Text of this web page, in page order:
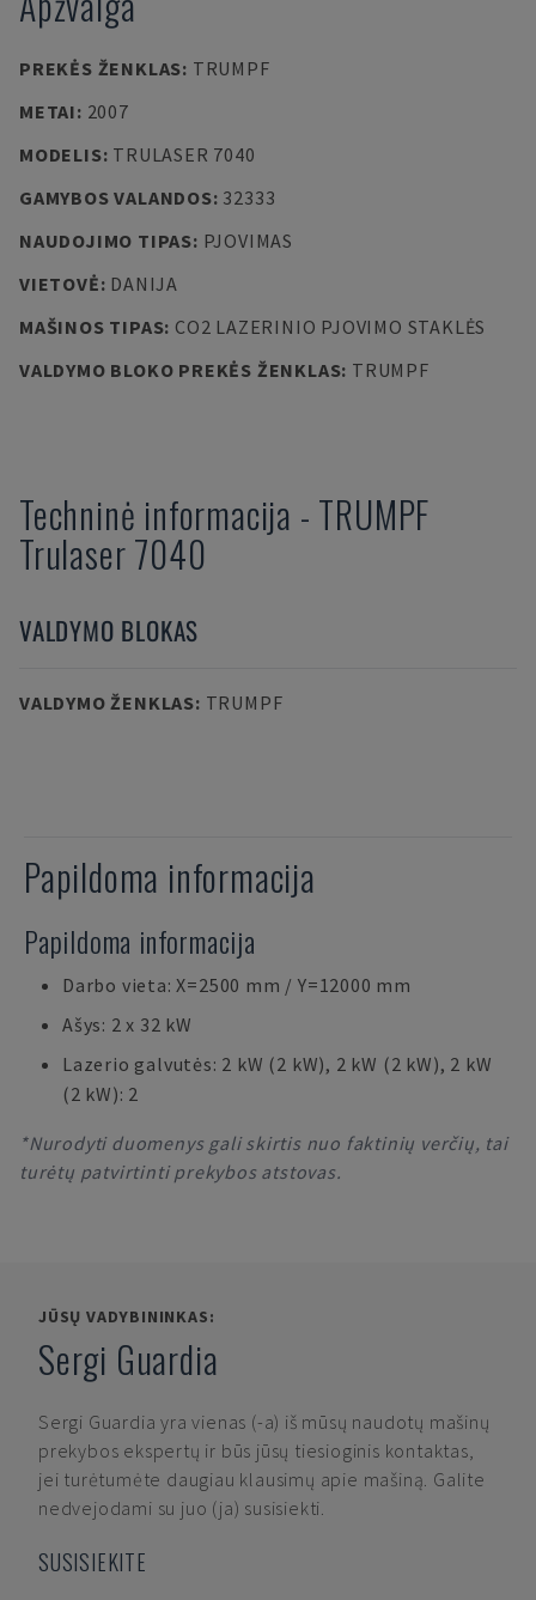
PREKĖS ŽENKLAS: TRUMPF
METAI: 2007
MODELIS: TRULASER 7040
GAMYBOS VALANDOS: 32333
NAUDOJIMO TIPAS: PJOVIMAS
VIETOVĖ: DANIJA
MAŠINOS TIPAS: CO2 LAZERINIO PJOVIMO STAKLĖS
VALDYMO BLOKO PREKĖS ŽENKLAS: TRUMPF
Techninė informacija - TRUMPF
Trulaser 7040
VALDYMO BLOKAS
VALDYMO ŽENKLAS: TRUMPF
Papildoma informacija
Papildoma informacija
Darbo vieta: X=2500 mm / Y=12000 mm
Ašys: 2 x 32 kW
Lazerio galvutės: 2 kW (2 kW), 2 kW (2 kW), 2 kW
(2 kW): 2
*Nurodyti duomenys gali skirtis nuo faktinių verčių, tai
turėtų patvirtinti prekybos atstovas.
JŪSŲ VADYBININKAS:
Sergi Guardia
Sergi Guardia yra vienas (-a) iš mūsų naudotų mašinų
prekybos ekspertų ir būs jūsų tiesioginis kontaktas,
jei turėtumėte daugiau klausimų apie mašiną. Galite
nedvejodami su juo (ja) susisiekti.
SUSISIEKITE